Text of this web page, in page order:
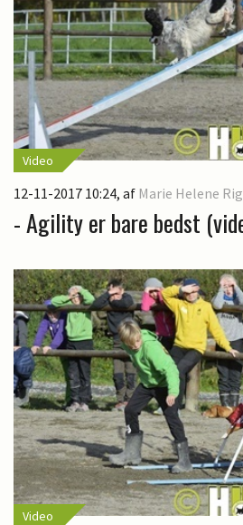
Video
12-11-2017 10:24, af Marie Helene
- Agility er bare bedst
Video